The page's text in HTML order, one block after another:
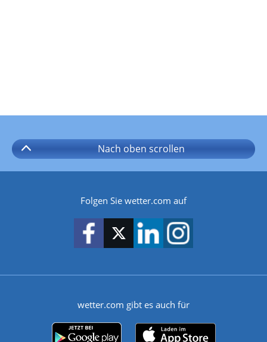
Nach oben scrollen
Folgen Sie wetter.com auf
wetter.com gibt es auch für